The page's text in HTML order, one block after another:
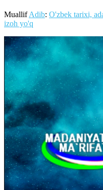
MuallifAdib: O'zbek tarixi,
izoh yo'q